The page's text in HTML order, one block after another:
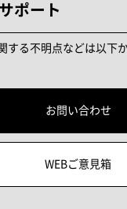
ポート
する不明点などは以下
お問い合わせ
WEBご意見箱